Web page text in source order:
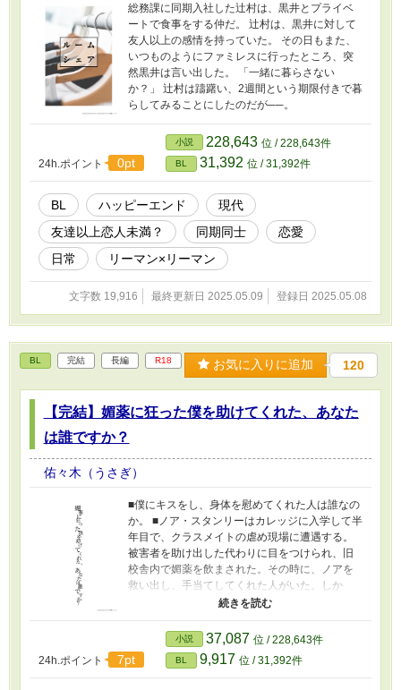
総務課に同期入社した辻村は、黒井とプライベ
ートで食事をする仲だ。 辻村は、黒井に対して
友人以上の感情を持っていた。 その日もまた、
いつものようにファミレスに行ったところ、突
然黒井は言い出した。 「一緒に暮らさない
か？」 辻村は躊躇い、2週間という期限付きで暮
らしてみることにしたのだが──。
24h.ポイント 0pt
小説 228,643 位 / 228,643件
BL 31,392 位 / 31,392件
BL ハッピーエンド
現代
友達以上恋人未満？
同期同士
恋愛
日常
リーマン×リーマン
文字数 19,916 最終更新日 2025.05.09 登録日 2025.05.08
BL 完結 長編 R18 お気に入りに追加 120
【完結】媚薬に狂った僕を助けてくれた、あなた
は誰ですか？
佑々木（うさぎ）
■僕にキスをし、身体を慰めてくれた人は誰なの
か。 ■ノア・スタンリーはカレッジに入学して半
年目で、クラスメイトの虐め現場に遭遇する。
被害者を助け出した代わりに目をつけられ、旧
校舎内で媚薬を飲まされた。その時に、ノアを
救い出し、手当てしてくれた人がいた。しか
し、医務室で目を覚ました時には、相手の顔も
ちですらもノアに真相を語ろうとしない。ノア
はその恩人を探すために奔走することになるの
だが、記憶を操作されていて手掛かりは、その
香りと温もりだけで──。 ■魔法学校を舞台にし
24h.ポイント 7pt
小説 37,087 位 / 228,643件
BL 9,917 位 / 31,392件